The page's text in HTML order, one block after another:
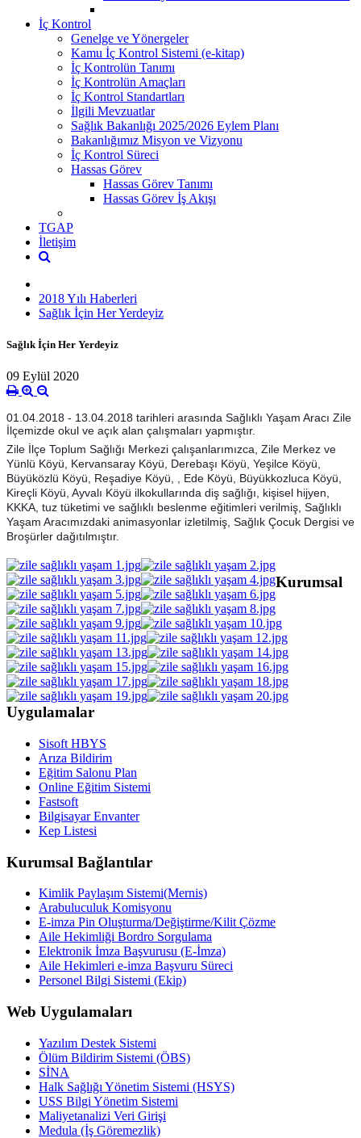
İç Kontrol
Genelge ve Yönergeler
Kamu İç Kontrol Sistemi (e-kitap)
İç Kontrolün Tanımı
İç Kontrolün Amaçları
İç Kontrol Standartları
İlgili Mevzuatlar
Sağlık Bakanlığı 2025/2026 Eylem Planı
Bakanlığımız Misyon ve Vizyonu
İç Kontrol Süreci
Hassas Görev
Hassas Görev Tanımı
Hassas Görev İş Akışı
TGAP
İletişim
2018 Yılı Haberleri
Sağlık İçin Her Yerdeyiz
Sağlık İçin Her Yerdeyiz
09 Eylül 2020
01.04.2018 - 13.04.2018 tarihleri arasında Sağlıklı Yaşam Aracı Zile
İlçemizde okul ve açık alan çalışmaları yapmıştır.
Zile İlçe Toplum Sağlığı Merkezi çalışanlarımızca, Zile Merkez ve
Yünlü Köyü, Kervansaray Köyü, Derebaşı Köyü, Yeşilce Köyü,
Büyüközlü Köyü, Reşadiye Köyü, , Ede Köyü, Büyükkozluca Köyü,
Kireçli Köyü, Ayvalı Köyü ilkokullarında diş sağlığı, kişisel hijyen,
KKKA, tuz tüketimi ve sağlıklı beslenme eğitimleri verilmiş, Sağlıklı
Yaşam Aracımızdaki animasyonlar izletilmiş, Sağlık Çocuk Dergisi ve
Broşürler dağıtılmıştır.
Kurumsal
Uygulamalar
Sisoft HBYS
Arıza Bildirim
Eğitim Salonu Plan
Online Eğitim Sistemi
Fastsoft
Bilgisayar Envanter
Kep Listesi
Kurumsal Bağlantılar
Kimlik Paylaşım Sistemi(Mernis)
Arabuluculuk Komisyonu
E-imza Pin Oluşturma/Değiştirme/Kilit Çözme
Aile Hekimliği Bordro Sorgulama
Elektronik İmza Başvurusu (E-İmza)
Aile Hekimleri e-imza Başvuru Süreci
Personel Bilgi Sistemi (Ekip)
Web Uygulamaları
Yazılım Destek Sistemi
Ölüm Bildirim Sistemi (ÖBS)
SİNA
Halk Sağlığı Yönetim Sistemi (HSYS)
USS Bilgi Yönetim Sistemi
Maliyetanalizi Veri Girişi
Medula (İş Göremezlik)